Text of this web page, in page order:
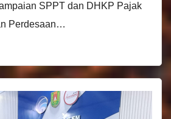
SPPT dan DHKP Pajak
Perdesaan…